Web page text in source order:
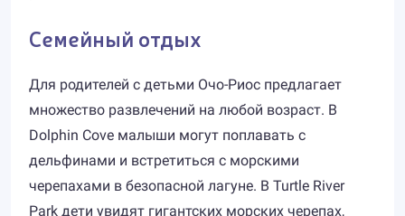
Семейный отдых
Для родителей с детьми Очо-Риос предлагает
множество развлечений на любой возраст. В
Dolphin Cove малыши могут поплавать с
дельфинами и встретиться с морскими
черепахами в безопасной лагуне. В Turtle River
Park дети увидят гигантских морских черепах,